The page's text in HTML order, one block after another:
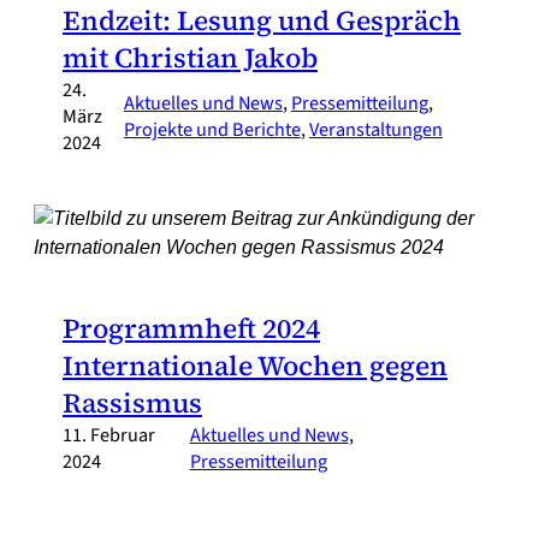
Endzeit: Lesung und Gespräch
mit Christian Jakob
24.
März
2024
Aktuelles und News, Pressemitteilung,
Projekte und Berichte, Veranstaltungen
Programmheft 2024
Internationale Wochen gegen
Rassismus
11. Februar
2024
Aktuelles und News,
Pressemitteilung